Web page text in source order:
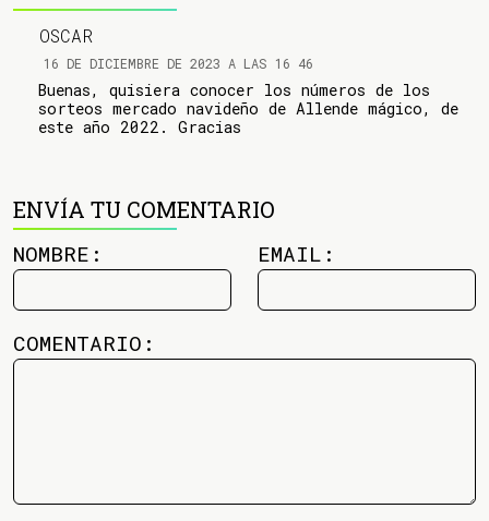
OSCAR
16 DE DICIEMBRE DE 2023 A LAS 16 46
Buenas, quisiera conocer los números de los
sorteos mercado navideño de Allende mágico, de
este año 2022. Gracias
ENVÍA TU COMENTARIO
NOMBRE: EMAIL:
COMENTARIO: